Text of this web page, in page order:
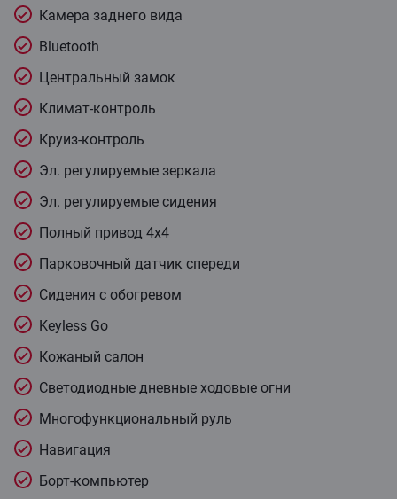
Камера заднего вида
Bluetooth
Центральный замок
Климат-контроль
Круиз-контроль
Эл. регулируемые зеркала
Эл. регулируемые сидения
Полный привод 4x4
Парковочный датчик спереди
Сидения с обогревом
Keyless Go
Кожаный салон
Светодиодные дневные ходовые огни
Многофункциональный руль
Навигация
Борт-компьютер